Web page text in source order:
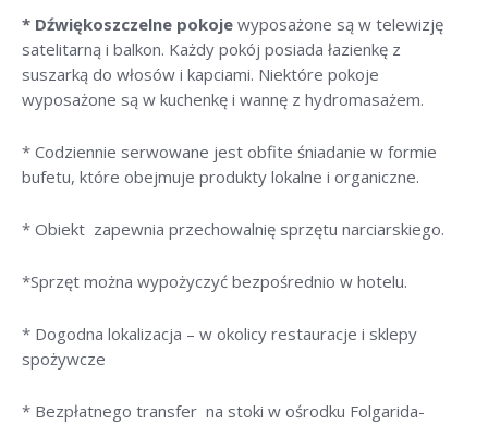
* Dźwiękoszczelne pokoje wyposażone są w telewizję
satelitarną i balkon. Każdy pokój posiada łazienkę z
suszarką do włosów i kapciami. Niektóre pokoje
wyposażone są w kuchenkę i wannę z hydromasażem.
* Codziennie serwowane jest obfite śniadanie w formie
bufetu, które obejmuje produkty lokalne i organiczne.
* Obiekt zapewnia przechowalnię sprzętu narciarskiego.
*Sprzęt można wypożyczyć bezpośrednio w hotelu.
* Dogodna lokalizacja – w okolicy restauracje i sklepy
spożywcze
* Bezpłatnego transfer na stoki w ośrodku Folgarida-